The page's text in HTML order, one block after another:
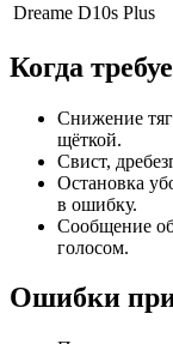
Dreame D10s Plus
Когда
Снижение
щёткой.
Свист,
Остановка
в ошибку.
Сообщение
голосом.
Ошибки при